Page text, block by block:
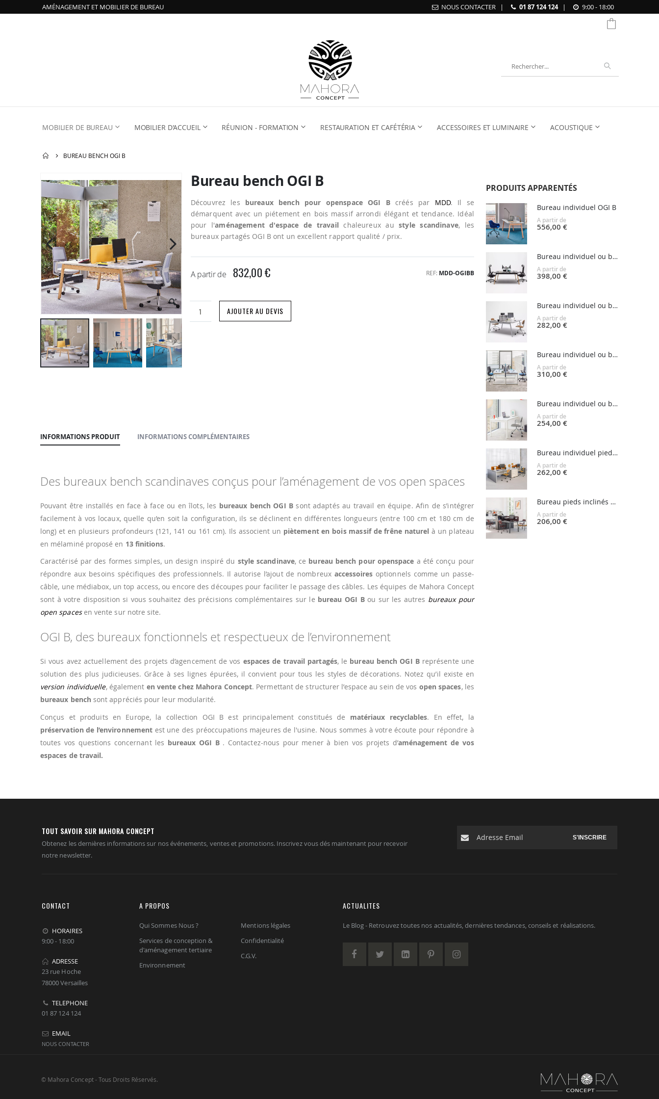
AMÉNAGEMENT ET MOBILIER DE BUREAU NOUS CONTACTER | 01 87 124 124 | 9:00 - 18:00
MOBILIER DE BUREAU MOBILIER D'ACCUEIL RÉUNION - FORMATION RESTAURATION ET CAFÉTÉRIA ACCESSOIRES ET LUMINAIRE ACOUSTIQUE
BUREAU BENCH OGI B
la
fin
de
la
galerie
d’images
Bureau bench OGI B
Découvrez les bureaux bench pour openspace OGI B créés par MDD. Il se
démarquent avec un piétement en bois massif arrondi élégant et tendance. Idéal
pour l'aménagement d'espace de travailchaleureux austyle scandinave, les
bureaux partagés OGI B ont un excellent rapport qualité / prix.
A partir de 832,00 € REF MDD-OGIBB
AJOUTER AU DEVIS
INFORMATIONS PRODUIT
Des bureaux bench scandinaves conçus pour l’aménagement de vos open spaces
Pouvant être installés en face à face ou en îlots, les bureaux bench OGI B sont adaptés au travail en équipe. Afin de s’intégrer
facilement à vos locaux, quelle qu’en soit la configuration, ils se déclinent en différentes longueurs (entre 100 cm et 180 cm de
long) et en plusieurs profondeurs (121, 141 ou 161 cm). Ils associent un piètement en bois massif de frêne naturel à un plateau
en mélaminé proposé en 13 finitions.
Caractérisé par des formes simples, un design inspiré du style scandinave, ce bureau bench pour openspace a été conçu pour
répondre aux besoins spécifiques des professionnels. Il autorise l’ajout de nombreuxaccessoires optionnels comme un passe-
câble, une médiabox, un top access, ou encore des découpes pour faciliter le passage des câbles. Les équipes de Mahora Concept
sont à votre disposition si vous souhaitez des précisions complémentaires sur le bureau OGI Bou sur les autres bureaux pour
open spacesen vente sur notre site.
OGI B, des bureaux fonctionnels et respectueux de l’environnement
Si vous avez actuellement des projets d’agencement de vos espaces de travail partagés, le bureau bench OGI Breprésente une
solution des plus judicieuses. Grâce à ses lignes épurées, il convient pour tous les styles de décorations. Notez qu’il existe en
version individuelle, également en vente chez Mahora Concept. Permettant de structurer l’espace au sein de vos open spaces, les
bureaux bench sont appréciés pour leur modularité.
Conçus et produits en Europe, la collection OGI B est principalement constitués de matériaux recyclables. En effet, la
préservation de l’environnement est une des préoccupations majeures de l'usine. Nous sommes à votre écoute pour répondre à
toutes vos questions concernant les bureaux OGI B. Contactez-nous pour mener à bien vos projets d’aménagement de vos
espaces de travail.
INFORMATIONS COMPLÉMENTAIRES
PRODUITS APPARENTÉS
Bureau individuel OGI B
A partir de
556,00 €
Bureau individuel ou bench pieds bois OGI W
A partir de
398,00 €
Bureau individuel ou bench pieds design OGI M
A partir de
282,00 €
Bureau individuel ou bench pieds anneaux OGI Q
A partir de
310,00 €
Bureau individuel ou bench pieds droits OGI Y
A partir de
254,00 €
Bureau individuel pieds panneaux OGI V
A partir de
262,00 €
Bureau pieds inclinés OGI A
A partir de
206,00 €
TOUT SAVOIR SUR MAHORA CONCEPT
Obtenez les dernières informations sur nos événements, ventes et promotions. Inscrivez vous dés maintenant pour recevoir
notre newsletter.
S'INSCRIRE
CONTACT
HORAIRES
9:00 - 18:00
ADRESSE
23 rue Hoche
78000 Versailles
TELEPHONE
01 87 124 124
EMAIL
NOUS CONTACTER
A PROPOS
Qui Sommes Nous ?
Services de conception &
d'aménagement tertiaire
Environnement
Mentions légales
Confidentialité
C.G.V.
ACTUALITES
Le Blog - Retrouvez toutes nos actualités, dernières tendances, conseils et réalisations.
© Mahora Concept - Tous Droits Réservés.